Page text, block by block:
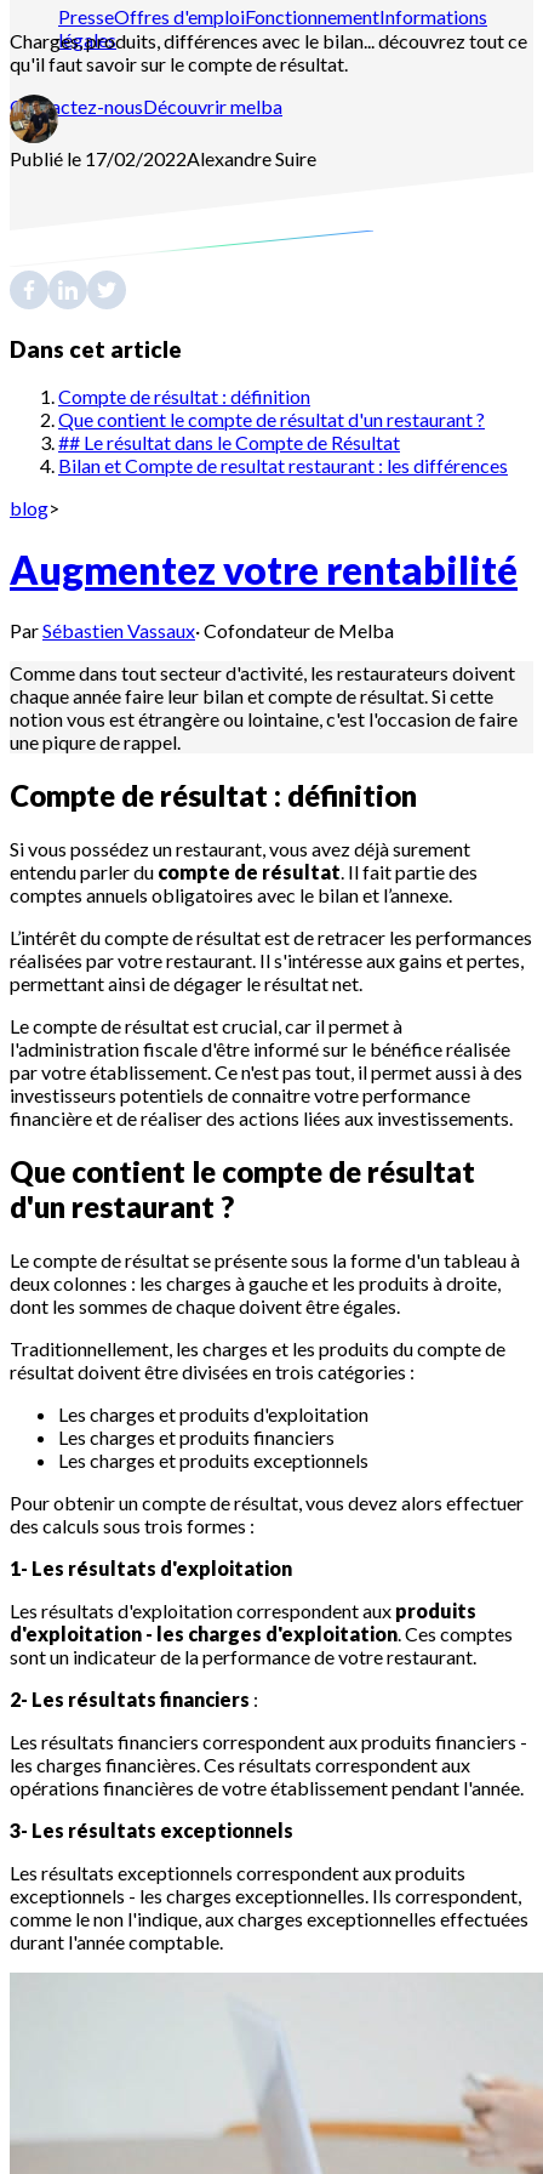
PresseOffres d'emploiFonctionnementInformations
légales
Contactez-nousDécouvrir melba
Charges, produits, différences avec le bilan... découvrez tout ce
qu'il faut savoir sur le compte de résultat.
Publié le 17/02/2022AlexandreSuire
Dans cet article
Compte de résultat : définition
Que contient le compte de résultat d'un restaurant ?
## Le résultat dans le Compte de Résultat
Bilan et Compte de resultat restaurant : les différences
blog>
Augmentez votre rentabilité
ParSébastien Vassaux·Cofondateur de Melba
Comme dans tout secteur d'activité, les restaurateurs doivent
chaque année faire leur bilan et compte de résultat. Si cette
notion vous est étrangère ou lointaine, c'est l'occasion de faire
une piqure de rappel.
Compte de résultat : définition
Si vous possédez un restaurant, vous avez déjà surement
entendu parler du compte de résultat. Il fait partie des
comptes annuels obligatoires avec le bilan et l’annexe.
L’intérêt du compte de résultat est de retracer les performances
réalisées par votre restaurant. Il s'intéresse aux gains et pertes,
permettant ainsi de dégager le résultat net.
Le compte de résultat est crucial, car il permet à
l'administration fiscale d'être informé sur le bénéfice réalisée
par votre établissement. Ce n'est pas tout, il permet aussi à des
investisseurs potentiels de connaitre votre performance
financière et de réaliser des actions liées aux investissements.
Que contient le compte de résultat
d'un restaurant ?
Le compte de résultat se présente sous la forme d'un tableau à
deux colonnes : les charges à gauche et les produits à droite,
dont les sommes de chaque doivent être égales.
Traditionnellement, les charges et les produits du compte de
résultat doivent être divisées en trois catégories :
Les charges et produits d'exploitation
Les charges et produits financiers
Les charges et produits exceptionnels
Pour obtenir un compte de résultat, vous devez alors effectuer
des calculs sous trois formes :
1- Les résultats d'exploitation
Les résultats d'exploitation correspondent aux produits
d'exploitation - les charges d'exploitation. Ces comptes
sont un indicateur de la performance de votre restaurant.
2- Les résultats financiers :
Les résultats financiers correspondent aux produits financiers -
les charges financières. Ces résultats correspondent aux
opérations financières de votre établissement pendant l'année.
3- Les résultats exceptionnels
Les résultats exceptionnels correspondent aux produits
exceptionnels - les charges exceptionnelles. Ils correspondent,
comme le non l'indique, aux charges exceptionnelles effectuées
durant l'année comptable.